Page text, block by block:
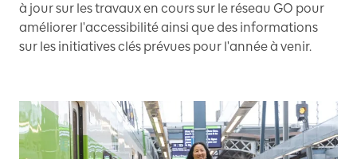
à jour sur les travaux en cours sur le réseau GO pour
améliorer l'accessibilité ainsi que des informations
sur les initiatives clés prévues pour l'année à venir.